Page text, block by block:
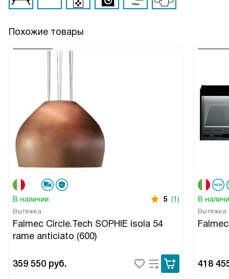
Похожие товары
В наличии 5 (1)
Вытяжка
Falmec Circle.Tech SOPHIE isola 54
rame anticiato (600)
359 550 руб.
В
Вытяжка
418